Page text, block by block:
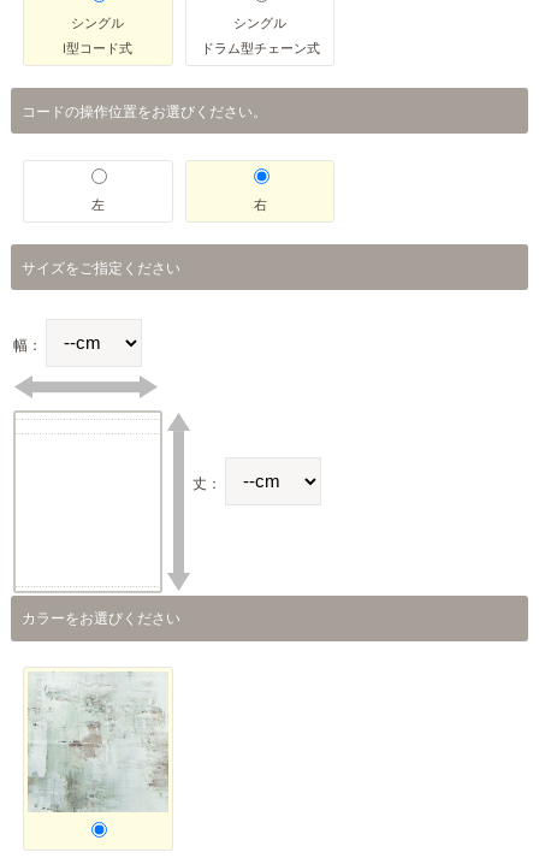
シングル
I型コード式
シングル
ドラム型チェーン式
コードの操作位置をお選びください。
左 右
サイズをご指定ください
幅：
丈：
カラーをお選びください